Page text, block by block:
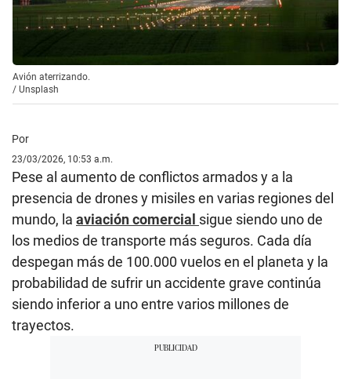
Avión aterrizando.
/ Unsplash
Por
23/03/2026, 10:53 a.m.
Pese al aumento de conflictos armados y a la
presencia de drones y misiles en varias regiones del
mundo, la aviación comercial sigue siendo uno de
los medios de transporte más seguros. Cada día
despegan más de 100.000 vuelos en el planeta y la
probabilidad de sufrir un accidente grave continúa
siendo inferior a uno entre varios millones de
trayectos.